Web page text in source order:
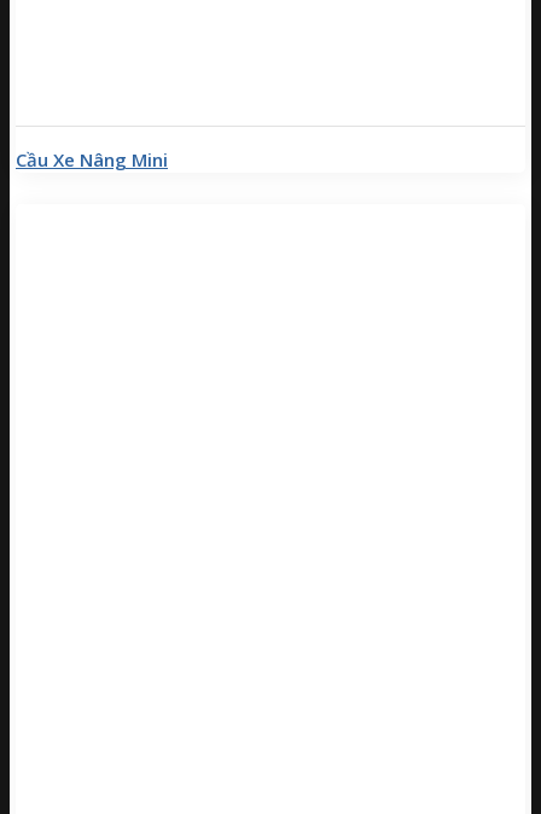
Cầu Xe Nâng Mini